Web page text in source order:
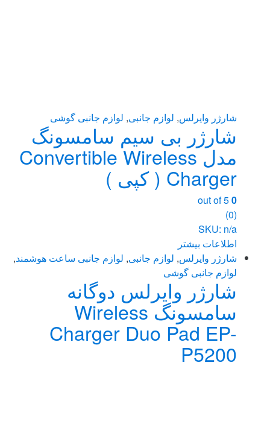
شارژر وایرلس, لوازم جانبی, لوازم جانبی گوشی
شارژر بی سیم سامسونگ
مدل Convertible Wireless
Charger ( کپی )
0
(0)
SKU: n/a
اطلاعات بیشتر
شارژر وایرلس, لوازم جانبی, لوازم جانبی ساعت هوشمند,
لوازم جانبی گوشی
شارژر وایرلس دوگانه
سامسونگ Wireless
Charger Duo Pad EP-
P5200